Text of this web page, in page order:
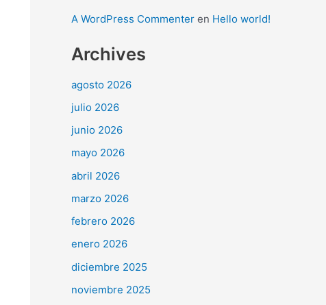
A WordPress Commenter en Hello world!
Archives
agosto 2026
julio 2026
junio 2026
mayo 2026
abril 2026
marzo 2026
febrero 2026
enero 2026
diciembre 2025
noviembre 2025